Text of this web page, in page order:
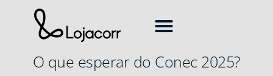
O que esperar do Conec 2025?